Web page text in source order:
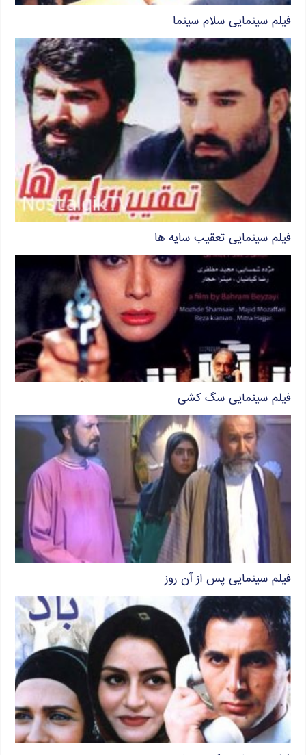
فیلم سینمایی سلام سینما
فیلم سینمایی تعقیب سایه ها
فیلم سینمایی سگ کشی
فیلم سینمایی پس از آن روز